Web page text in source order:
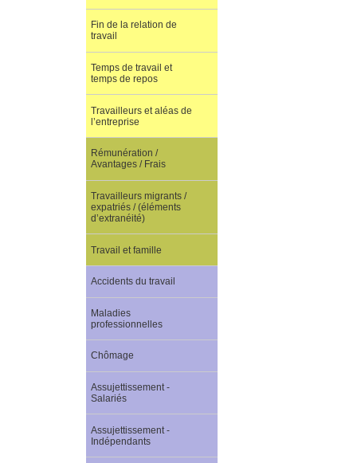
Fin de la relation de
travail
Temps de travail et
temps de repos
Travailleurs et aléas de
l’entreprise
Rémunération /
Avantages / Frais
Travailleurs migrants /
expatriés / (éléments
d’extranéité)
Travail et famille
Accidents du travail
Maladies
professionnelles
Chômage
Assujettissement -
Salariés
Assujettissement -
Indépendants